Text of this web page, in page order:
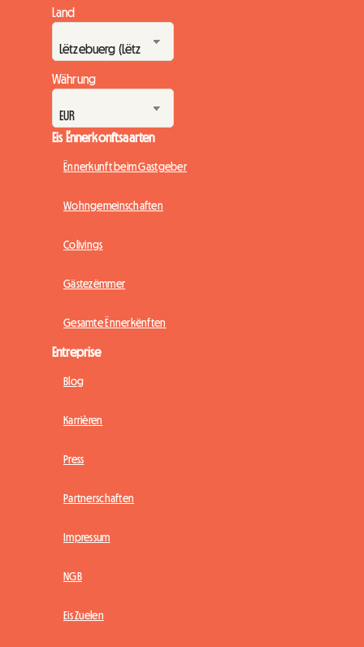
Land
Währung
Eis Ënnerkonftsaarten
Ënnerkunft beim Gastgeber
Wohngemeinschaften
Colivings
Gästezëmmer
Gesamte Ënnerkënften
Entreprise
Blog
Karrièren
Press
Partnerschaften
Impressum
NGB
Eis Zuelen